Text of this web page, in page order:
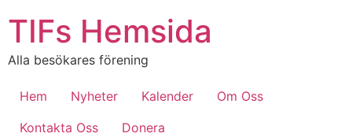
till
innehåll
TIFs Hemsida
Alla besökares förening
Hem Nyheter Kalender
Om Oss
Kontakta Oss
Donera